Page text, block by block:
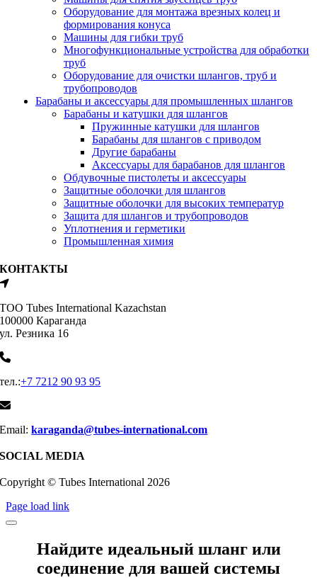
Оборудование для монтажа врезных колец и
формирования конуса
Машины для гибки труб
Многофункциональные устройства для обработки
труб
Оборудование для очистки шлангов, труб и
трубопроводов
Барабаны и аксессуары для промышленных шлангов
Барабаны и катушки для шлангов
Пружинные катушки для шлангов
Барабаны для шлангов с приводом
Другие барабаны
Аксессуары для барабанов для шлангов
Обдувочные пистолеты и аксессуары
Защитные оболочки для шлангов
Защитные оболочки для высоких температур
Защита для шлангов и трубопроводов
Уплотнения и герметики
Промышленная химия
КОНТАКТЫ
ТОО Tubes International Kazachstan
100000 Караганда
ул. Резника 16
тел.:+7 7212 90 93 95
Email:karaganda@tubes-international.com
SOCIAL MEDIA
Copyright © Tubes International 2026
Page load link
Найдите идеальный шланг или
соединение для вашей системы